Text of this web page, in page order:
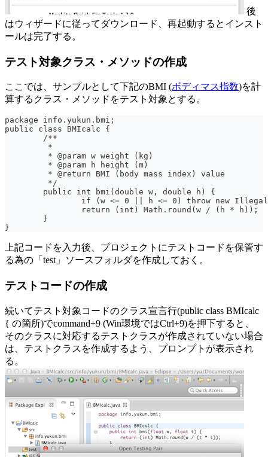
後
はウィザードに従ってダウンロード、再起動するとインスト
ールは完了する。
テスト対象クラス・メソッドの作成
ここでは、サンプルとして下記のBMI (ボディマス指数)を計
算するクラス・メソッドをテスト対象とする。
package info.yukun.bmi;
public class BMIcalc {
	/**
	 *
	 * @param w weight (kg)
	 * @param h height (m)
	 * @return BMI (body mass index) value
	 */
	public int bmi(double w, double h) {
if (w <= 0 || h <= 0) throw new
		return (int) Math.round(w / (h * h));
	}
}
上記コードを入力後、プロジェクトにテストコードを保管す
る為の「test」ソースフォルダを作成しておく。
テストコードの作成
続いてテスト対象コードのクラス宣言行(public class BMIcalc
{ の箇所)でcommand+9 (Win環境ではCtrl+9)を押下すると、
そのクラスに対応するテストクラスが作成されていない場合
は、テストクラスを作成するよう、プロンプトが表示され
る。